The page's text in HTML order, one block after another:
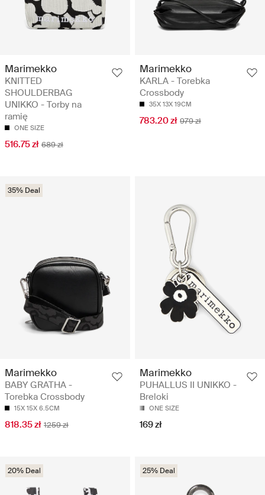
Marimekko
KNITTED
SHOULDERBAG
UNIKKO - Torby na
ramię
ONE SIZE
516.75 zł 689 zł
Marimekko
KARLA - Torebka
Crossbody
35X 13X 19CM
783.20 zł 979 zł
35% Deal
Marimekko
BABY GRATHA -
Torebka Crossbody
15X 15X 6.5CM
818.35 zł 1259 zł
Marimekko
PUHALLUS II UNIKKO -
Breloki
ONE SIZE
169 zł
20% Deal 25% Deal